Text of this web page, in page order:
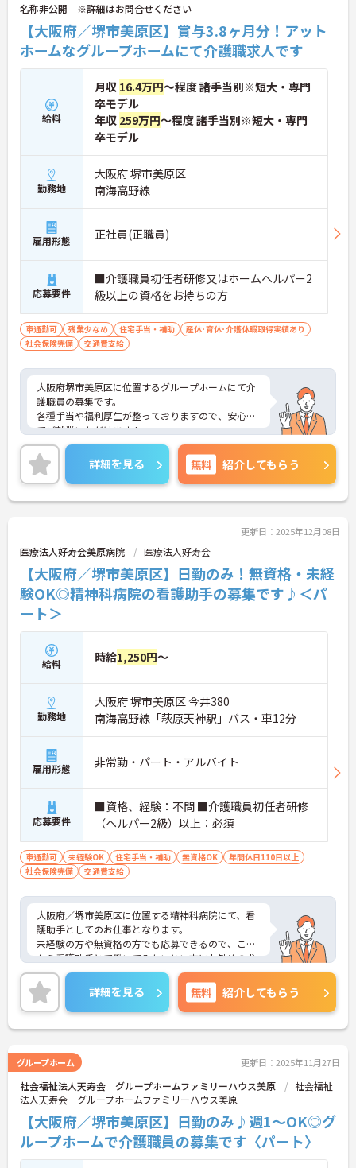
名称非公開 ※詳細はお問合せください
【大阪府／堺市美原区】賞与3.8ヶ月分！アット
ホームなグループホームにて介護職求人です
給料
月収 16.4万円～程度 諸手当別※短大・専門
卒モデル
年収 259万円～程度 諸手当別※短大・専門
卒モデル
勤務地
大阪府 堺市美原区
南海高野線
雇用形態 正社員(正職員)
応募要件
■介護職員初任者研修又はホームヘルパー2
級以上の資格をお持ちの方
車通勤可 残業少なめ 住宅手当・補助
産休･育休･介護休暇取得実績あり
社会保険完備
交通費支給
大阪府堺市美原区に位置するグループホームにて介
護職員の募集です。
各種手当や福利厚生が整っておりますので、安心し
てご就業いただけます！
ご興味のある方には、面接対策ポイントなど、さら
に詳細をお話しいたしますので、お気軽にご相談く
ださい。
詳細を見る 無料 紹介してもらう
更新日：2025年12月08日
医療法人好寿会美原病院 医療法人好寿会
【大阪府／堺市美原区】日勤のみ！無資格・未経
験OK◎精神科病院の看護助手の募集です♪＜パ
ート＞
給料 時給1,250円～
勤務地
大阪府 堺市美原区 今井380
南海高野線「萩原天神駅」バス・車12分
雇用形態 非常勤・パート・アルバイト
応募要件
■資格、経験：不問 ■介護職員初任者研修
（ヘルパー2級）以上：必須
車通勤可 未経験OK 住宅手当・補助 無資格OK
年間休日110日以上
社会保険完備
交通費支給
大阪府／堺市美原区に位置する精神科病院にて、看
護助手としてのお仕事となります。
未経験の方や無資格の方でも応募できるので、これ
から看護助手とて働いてみたいとい方にお勧めの求
人となっております！育児休暇や子ども看護等休暇
など充実しているので、お子様がいらっしゃる方で
も安心してお仕事できます！
ご興味ある方は面接ポイントをお伝えしますので、
お気軽にお問い合わせください♪
詳細を見る 無料 紹介してもらう
グループホーム 更新日：2025年11月27日
社会福祉法人天寿会 グループホームファミリーハウス美原
社会福祉
法人天寿会 グループホームファミリーハウス美原
【大阪府／堺市美原区】日勤のみ♪週1～OK◎グ
ループホームで介護職員の募集です〈パート〉